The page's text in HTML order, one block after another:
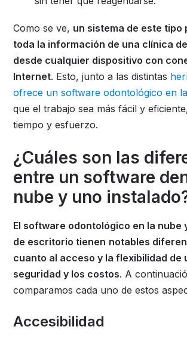
Como se ve, un sistema de este tipo
toda la información de una clínica
desde cualquier dispositivo con
Internet. Esto, junto a las distintas
ofrece un software odontológico en
que el trabajo sea más fácil y
tiempo y esfuerzo.
¿Cuáles son las
entre un software
nube y uno
El software odontológico en la nube
de escritorio tienen notables
cuanto al acceso y la flexibilidad de
seguridad y los costos. A
comparamos cada uno de estos
Accesibilidad